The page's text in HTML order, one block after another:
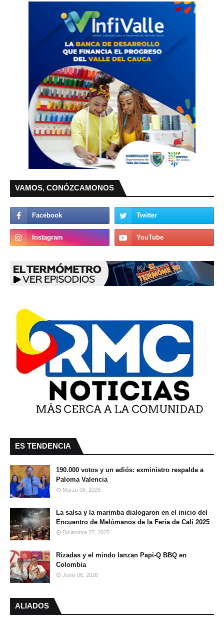
VAMOS, CONÓZCAMONOS
ES TENDENCIA
190.000 votos y un adiós: exministro respalda a
Paloma Valencia
Marzo 08, 2026
La salsa y la marimba dialogaron en el inicio del
Encuentro de Melómanos de la Feria de Cali 2025
Diciembre 27, 2025
Rizadas y el mindo lanzan Papi-Q BBQ en
Colombia
Junio 06, 2026
ALIADOS